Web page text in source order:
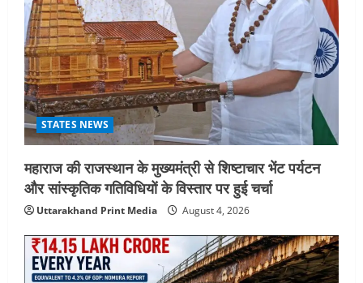
STATES NEWS
महाराज की राजस्थान के मुख्यमंत्री से शिष्टाचार भेंट पर्यटन
और सांस्कृतिक गतिविधियों के विस्तार पर हुई चर्चा
Uttarakhand Print Media August 4, 2026